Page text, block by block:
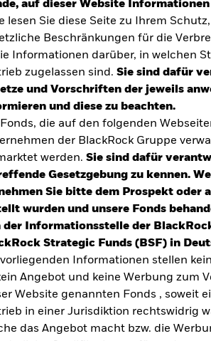
auf dieser Website
lesen Sie diese Seite zu Ihrem
Beschränkungen für die
Informationen darüber, in welchen
zugelassen sind. Sie sind dafür
und Vorschriften der jeweils
und diese zu beachten.
Fonds, die auf den folgenden
der BlackRock Gruppe
werden. Sie sind dafür
Gesetzgebung zu kennen.
Sie bitte dem Prospekt oder
wurden und unsere Fonds
der Informationsstelle der
Strategic Funds (BSF) in
vorliegenden Informationen stellen
Angebot und keine Werbung zum
Website genannten Fonds , soweit
in einer Jurisdiktion rechtswidrig
das Angebot macht bzw. die